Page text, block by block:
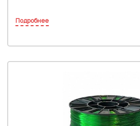
Подробнее